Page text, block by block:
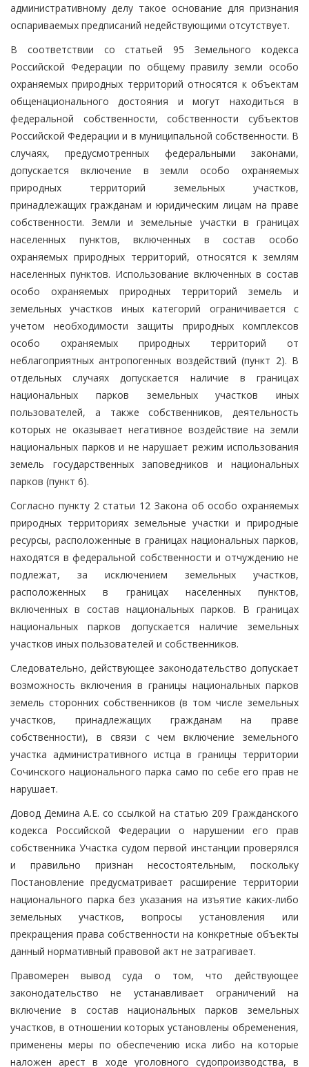
административному делу такое основание для признания
оспариваемых предписаний недействующими отсутствует.
В соответствии со статьей 95 Земельного кодекса
Российской Федерации по общему правилу земли особо
охраняемых природных территорий относятся к объектам
общенационального достояния и могут находиться в
федеральной собственности, собственности субъектов
Российской Федерации и в муниципальной собственности. В
случаях, предусмотренных федеральными законами,
допускается включение в земли особо охраняемых
природных территорий земельных участков,
принадлежащих гражданам и юридическим лицам на праве
собственности. Земли и земельные участки в границах
населенных пунктов, включенных в состав особо
охраняемых природных территорий, относятся к землям
населенных пунктов. Использование включенных в состав
особо охраняемых природных территорий земель и
земельных участков иных категорий ограничивается с
учетом необходимости защиты природных комплексов
особо охраняемых природных территорий от
неблагоприятных антропогенных воздействий (пункт 2). В
отдельных случаях допускается наличие в границах
национальных парков земельных участков иных
пользователей, а также собственников, деятельность
которых не оказывает негативное воздействие на земли
национальных парков и не нарушает режим использования
земель государственных заповедников и национальных
парков (пункт 6).
Согласно пункту 2 статьи 12 Закона об особо охраняемых
природных территориях земельные участки и природные
ресурсы, расположенные в границах национальных парков,
находятся в федеральной собственности и отчуждению не
подлежат, за исключением земельных участков,
расположенных в границах населенных пунктов,
включенных в состав национальных парков. В границах
национальных парков допускается наличие земельных
участков иных пользователей и собственников.
Следовательно, действующее законодательство допускает
возможность включения в границы национальных парков
земель сторонних собственников (в том числе земельных
участков, принадлежащих гражданам на праве
собственности), в связи с чем включение земельного
участка административного истца в границы территории
Сочинского национального парка само по себе его прав не
нарушает.
Довод Демина А.Е. со ссылкой на статью 209 Гражданского
кодекса Российской Федерации о нарушении его прав
собственника Участка судом первой инстанции проверялся
и правильно признан несостоятельным, поскольку
Постановление предусматривает расширение территории
национального парка без указания на изъятие каких-либо
земельных участков, вопросы установления или
прекращения права собственности на конкретные объекты
данный нормативный правовой акт не затрагивает.
Правомерен вывод суда о том, что действующее
законодательство не устанавливает ограничений на
включение в состав национальных парков земельных
участков, в отношении которых установлены обременения,
применены меры по обеспечению иска либо на которые
наложен арест в ходе уголовного судопроизводства, в